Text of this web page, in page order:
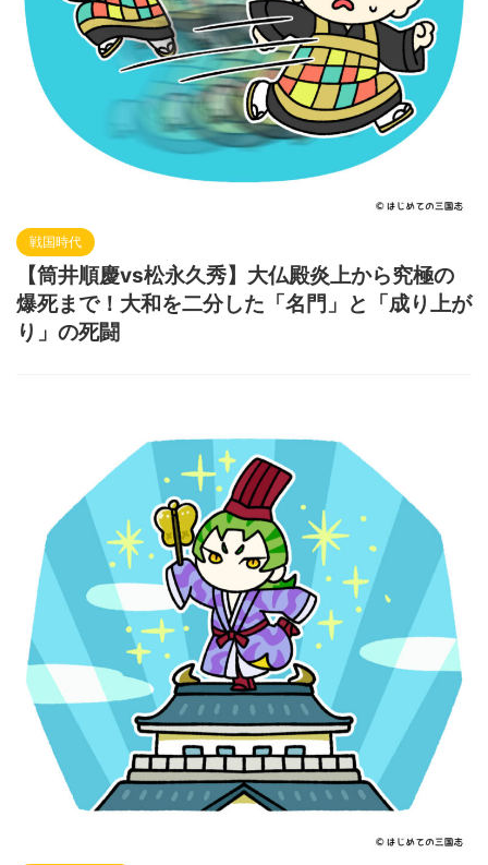
戦国時代
【筒井順慶vs松永久秀】大仏殿炎上から究極の
爆死まで！大和を二分した「名門」と「成り上が
り」の死闘